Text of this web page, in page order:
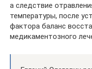
а следствие
температуры, после
фактора баланс
медикаментозного